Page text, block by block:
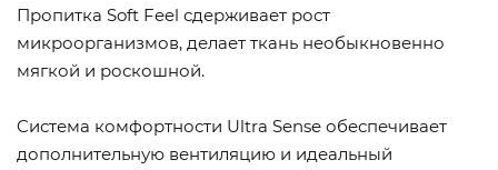
Пропитка Soft Feel сдерживает рост
микроорганизмов, делает ткань необыкновенно
мягкой и роскошной.
Cистема комфортности Ultra Sense обеспечивает
дополнительную вентиляцию и идеальный